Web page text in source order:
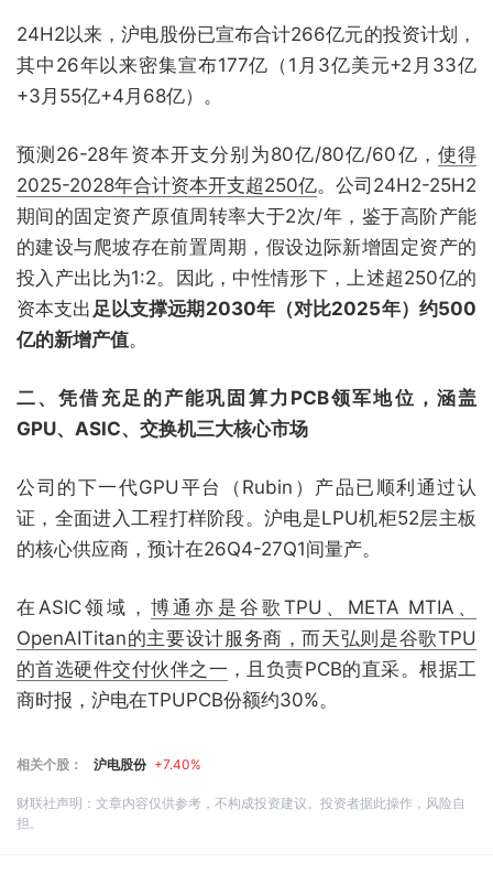
24H2以来，沪电股份已宣布合计266亿元的投资计划，
其中26年以来密集宣布177亿（1月3亿美元+2月33亿
+3月55亿+4月68亿）。
预测26-28年资本开支分别为80亿/80亿/60亿， 使得
2025-2028年合计资本开支超250亿。公司24H2-25H2
期间的固定资产原值周转率大于2次/年，鉴于高阶产能
的建设与爬坡存在前置周期，假设边际新增固定资产的
投入产出比为1:2。因此，中性情形下，上述超250亿的
资本支出 足以支撑远期2030年（对比2025年）约500
亿的新增产值。
二、凭借充足的产能巩固算力PCB领军地位，涵盖
GPU、ASIC、交换机三大核心市场
公司的下一代GPU平台（Rubin）产品已顺利通过认
证，全面进入工程打样阶段。沪电是LPU机柜52层主板
的核心供应商，预计在26Q4-27Q1间量产。
在ASIC领域，博通亦是谷歌TPU、META MTIA、
OpenAITitan的主要设计服务商，而天弘则是谷歌TPU
的首选硬件交付伙伴之一 ，且负责PCB的直采。根据工
商时报，沪电在TPUPCB份额约30%。
相关个股： 沪电股份 +7.40%
财联社声明：文章内容仅供参考，不构成投资建议。投资者据此操作，风险自
担。